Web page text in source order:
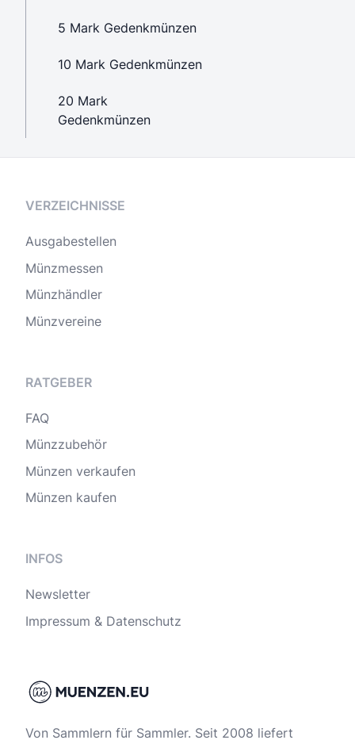
5 Mark Gedenkmünzen
10 Mark Gedenkmünzen
20 Mark
Gedenkmünzen
Von Sammlern für Sammler. Seit 2008 liefert
VERZEICHNISSE
Ausgabestellen
Münzmessen
Münzhändler
Münzvereine
RATGEBER
FAQ
Münzzubehör
Münzen verkaufen
Münzen kaufen
INFOS
Newsletter
Impressum & Datenschutz